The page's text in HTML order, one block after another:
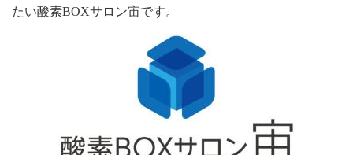
たい酸素BOXサロン宙です。